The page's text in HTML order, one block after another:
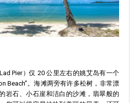
Pier）仅 20 公里左右的姚艾岛有一个
Beach”。海滩两旁有许多松树，非常漂
岩石、小石崖和洁白的沙滩，翡翠般的